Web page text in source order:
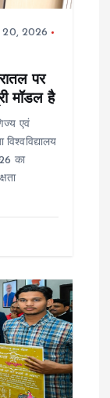
20, 2026
पर
मॉडल है
एवं
का